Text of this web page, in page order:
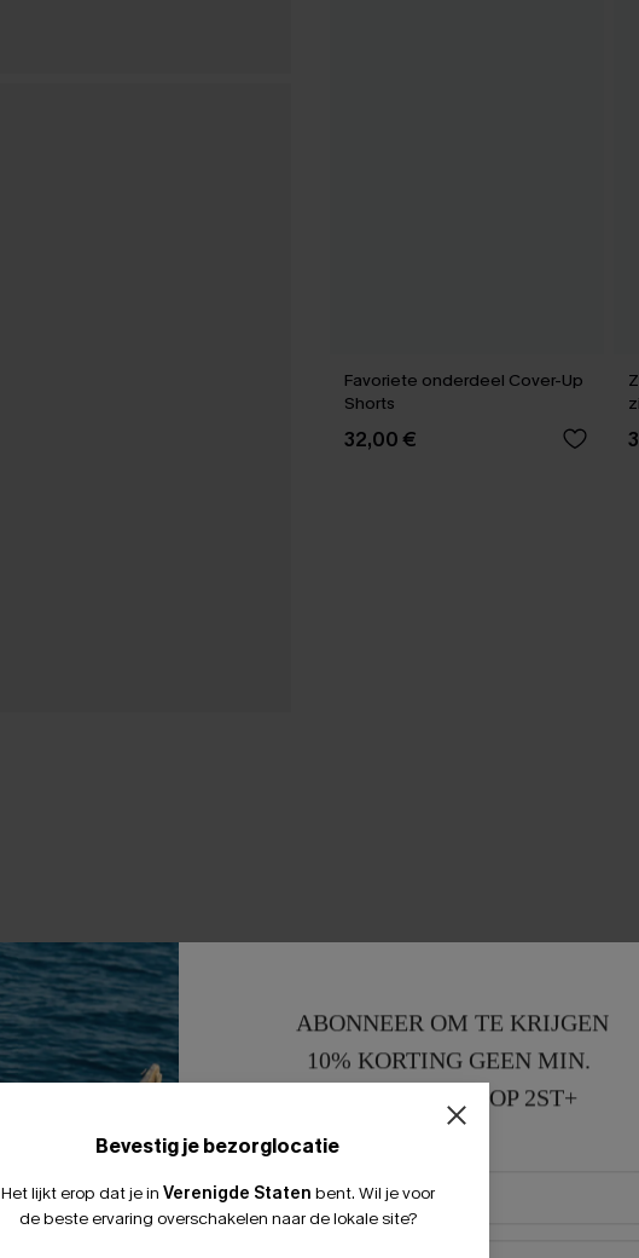
Favoriete onderdeel Cover-Up
Shorts
32,00 €
Bevestig je bezorglocatie
Het lijkt erop dat je in Verenigde Staten bent. Wil je voor
de beste ervaring overschakelen naar de lokale site?
ABONNEER OM TE KRIJGEN
10% KORTING GEEN MIN.
15% KORTING OP 2ST+